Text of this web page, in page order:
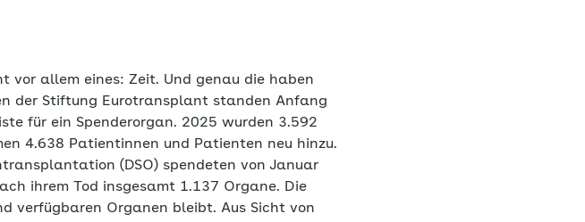
vor allem eines: Zeit. Und genau die haben
der Stiftung Eurotransplant standen Anfang
für ein Spenderorgan. 2025 wurden 3.592
4.638 Patientinnen und Patienten neu hinzu.
(DSO) spendeten von Januar
ihrem Tod insgesamt 1.137 Organe. Die
verfügbaren Organen bleibt. Aus Sicht von